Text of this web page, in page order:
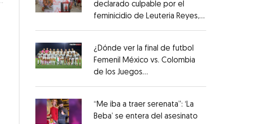
Opens in new window
declarado culpable por el
feminicidio de Leuteria Reyes,
Opens in new window
¿Dónde ver la final de futbol
Femenil México vs. Colombia
de los Juegos
“Me iba a traer serenata”: ‘La
Beba’ se entera del asesinato